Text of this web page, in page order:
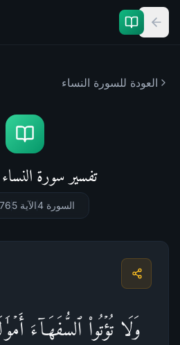
العودة للسورة النساء
تفسير سورة النساء
السورة 4 الآية 5
وَلَا تُؤۡتُوا۟ ٱلسُّفَهَاۤءَ